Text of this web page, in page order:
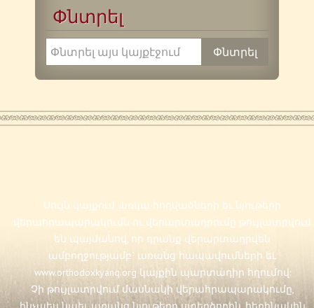
Փնտրել
Սույն կայքում առկա հոդվածների եւ նյութերի
վերահրապարակումն ու վերարտադրումը թույլատրվում
են պայմանով, որ դրանք վերարտադրվեն
ամբողջությամբ` առանց հապավումների եւ
www.orthodoxkyanq.org կայքին պարտադիր հղումով:
Չի թույլատրվում մասնակի վերահրապարակումը,